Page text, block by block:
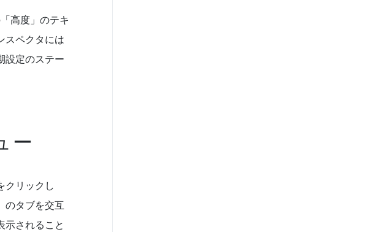
高度」のテキ
スペクタには
設定のステー
ー
クリックし
のタブを交互
示されること